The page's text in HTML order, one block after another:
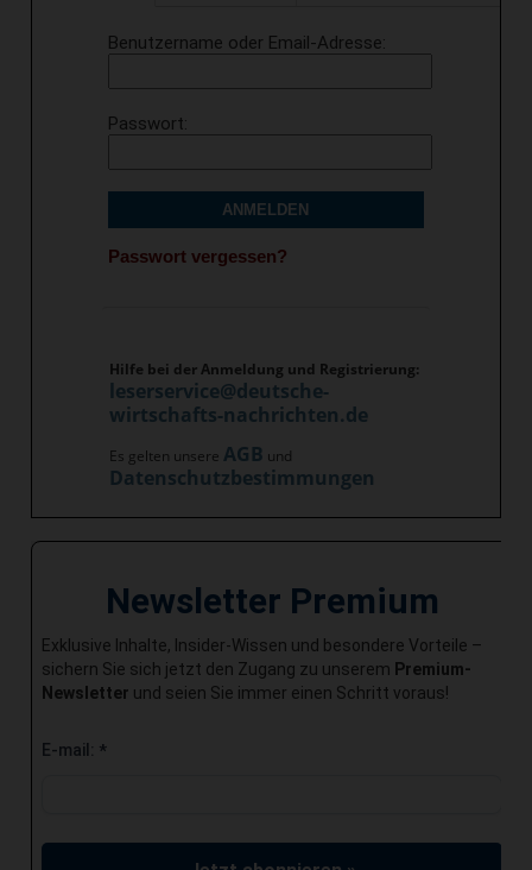
Benutzername oder Email-Adresse
Passwort
ANMELDEN
Passwort vergessen?
Hilfe bei der Anmeldung und Registrierung:
leserservice@deutsche-
wirtschafts-nachrichten.de
Es gelten unsere AGB und
Datenschutzbestimmungen
Newsletter Premium
Exklusive Inhalte, Insider-Wissen und besondere Vorteile –
sichern Sie sich jetzt den Zugang zu unserem Premium-
Newsletter und seien Sie immer einen Schritt voraus!
E-mail: *